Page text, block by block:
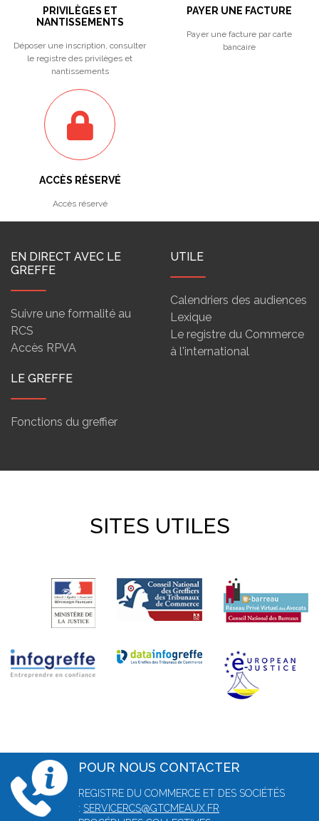
PRIVILÈGES ET
NANTISSEMENTS
Déposer une inscription, consulter
le registre des privilèges et
nantissements
PAYER UNE FACTURE
Payer une facture par carte
bancaire
ACCÈS RÉSERVÉ
Accès réservé
EN DIRECT AVEC LE
GREFFE
Suivre une formalité au
RCS
Accès RPVA
UTILE
Calendriers des audiences
Lexique
Le registre du Commerce
à l'international
LE GREFFE
Fonctions du greffier
SITES UTILES
POUR NOUS CONTACTER
REGISTRE DU COMMERCE ET DES SOCIÉTÉS
: SERVICERCS@GTCMEAUX.FR